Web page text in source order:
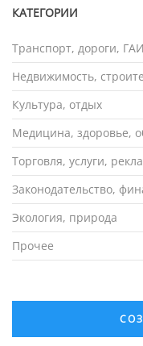
КАТЕГОРИИ
Транспорт, дороги, ГАИ
Недвижимость,
Культура, отдых
Медицина, здоровье,
Торговля, услуги,
Законодательство,
Экология, природа
Прочее